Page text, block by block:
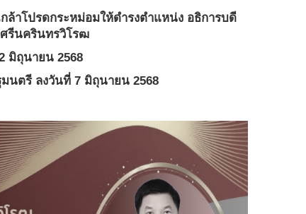
ล้าโปรดกระหม่อมให้ดำรงตำแหน่ง อธิการบดี
รีนครินทรวิโรฒ
มิถุนายน 2568
นตรี ลงวันที่ 7 มิถุนายน 2568